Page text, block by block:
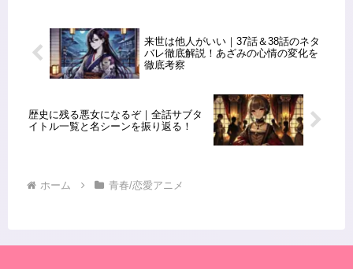
来世は他人がいい｜37話＆38話のネタ
バレ徹底解説！あざみの心情の変化を
徹底考察
歴史に残る悪女になるぞ｜全話サブタ
イトル一覧と名シーンを振り返る！
ホーム 青春/恋愛アニメ